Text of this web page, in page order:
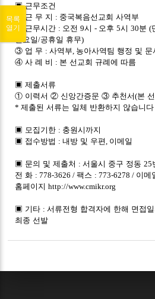
▣근무조건
①
근 무 지 : 중국복음선교회 사역부
②
근무시간 : 오전9시- 오후5시30분(
월요일/공휴일 휴무)
③ 업 무 :사역부 농아사역팀 행정 및 문
④사 례 비 : 본 선교회 규례에 따름
▣제출서류
① 이력서②신앙간증문③ 추천서(본
*제출된 서류는 일체 반환하지 않습니
▣ 모집기한 : 충원시까지
▣ 접수방법 :내방 및 우편 이메일
▣ 문의 및 제출처 :서울시 중구 정동25
전 화 : 778-3626 /팩스 : 773-6278 / 이메
홈페이지http://www.cmikr.org
▣ 기타 :서류전형 합격자에 한해 면접
최종 선발
목록
열기